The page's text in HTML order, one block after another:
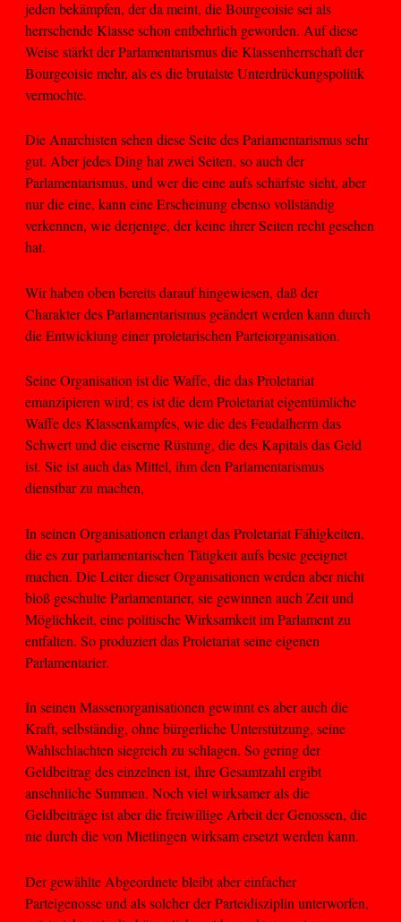
jeden bekämpfen, der da meint, die Bourgeoisie sei als
herrschende Klasse schon entbehrlich geworden. Auf diese
Weise stärkt der Parlamentarismus die Klassenherrschaft der
Bourgeoisie mehr, als es die brutalste Unterdrückungspolitik
vermochte.
Die Anarchisten sehen diese Seite des Parlamentarismus sehr
gut. Aber jedes Ding hat zwei Seiten, so auch der
Parlamentarismus, und wer die eine aufs schärfste sieht, aber
nur die eine, kann eine Erscheinung ebenso vollständig
verkennen, wie derjenige, der keine ihrer Seiten recht gesehen
hat.
Wir haben oben bereits darauf hingewiesen, daß der
Charakter des Parlamentarismus geändert werden kann durch
die Entwicklung einer proletarischen Parteiorganisation.
Seine Organisation ist die Waffe, die das Proletariat
emanzipieren wird; es ist die dem Proletariat eigentümliche
Waffe des Klassenkampfes, wie die des Feudalherrn das
Schwert und die eiserne Rüstung, die des Kapitals das Geld
ist. Sie ist auch das Mittel, ihm den Parlamentarismus
dienstbar zu machen,
In seinen Organisationen erlangt das Proletariat Fähigkeiten,
die es zur parlamentarischen Tätigkeit aufs beste geeignet
machen. Die Leiter dieser Organisationen werden aber nicht
bloß geschulte Parlamentarier, sie gewinnen auch Zeit und
Möglichkeit, eine politische Wirksamkeit im Parlament zu
entfalten. So produziert das Proletariat seine eigenen
Parlamentarier.
In seinen Massenorganisationen gewinnt es aber auch die
Kraft, selbständig, ohne bürgerliche Unterstützung, seine
Wahlschlachten siegreich zu schlagen. So gering der
Geldbeitrag des einzelnen ist, ihre Gesamtzahl ergibt
ansehnliche Summen. Noch viel wirksamer als die
Geldbeiträge ist aber die freiwillige Arbeit der Genossen, die
nie durch die von Mietlingen wirksam ersetzt werden kann.
Der gewählte Abgeordnete bleibt aber einfacher
Parteigenosse und als solcher der Parteidisziplin unterworfen,